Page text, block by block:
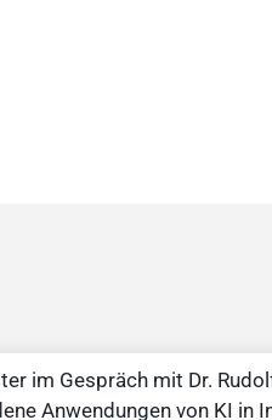
im Gespräch mit Dr.
Anwendungen von KI in